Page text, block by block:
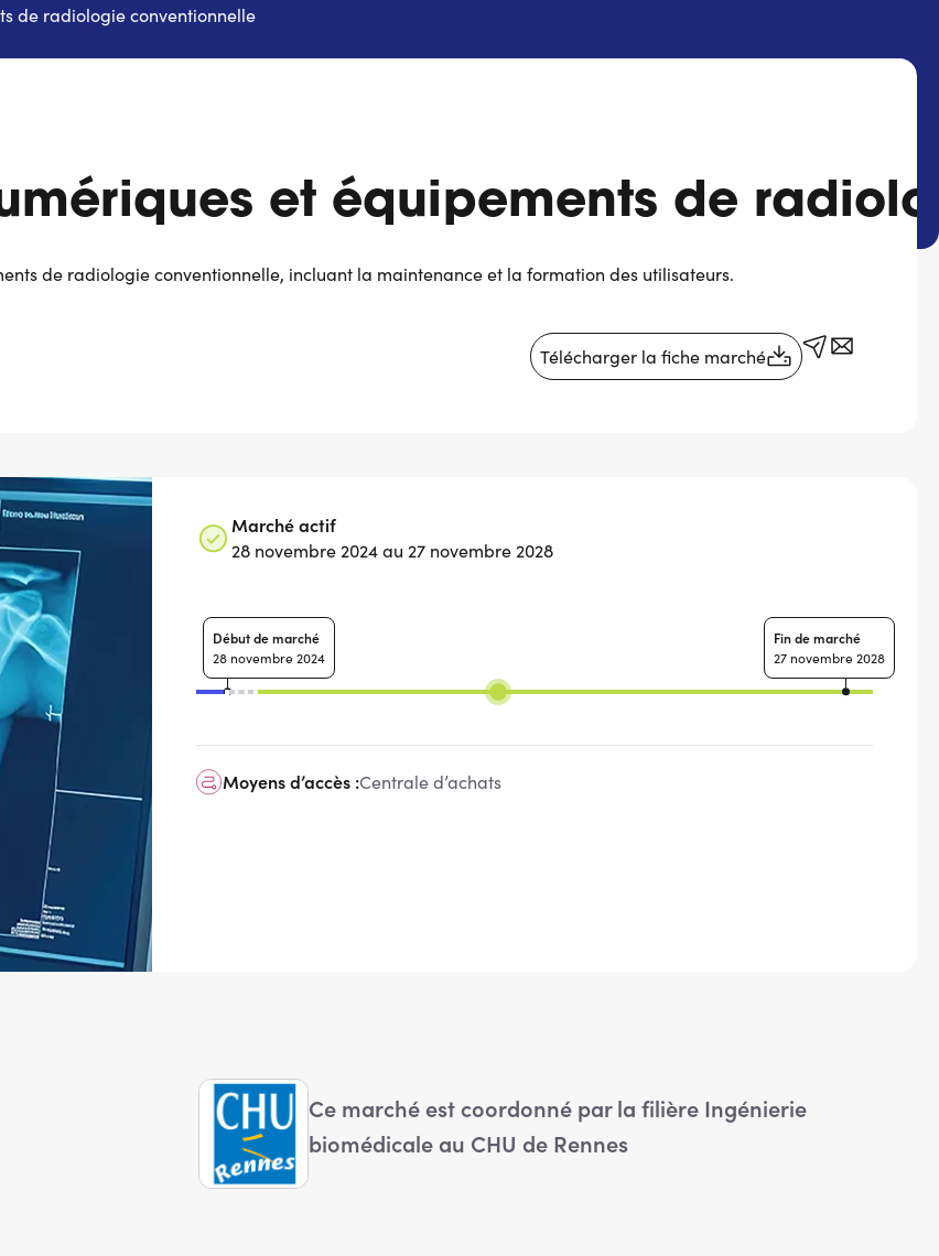
de radiologie conventionnelle
et équipements de
de radiologie conventionnelle, incluant la maintenance et la formation des utilisateurs.
Télécharger la fiche marché
Marché actif
28 novembre 2024 au 27 novembre 2028
Début de marché
28 novembre 2024
Fin de marché
27 novembre 2028
Moyens d’accès :Centrale d’achats
Ce marché est coordonné par la filière Ingénierie
biomédicale au CHU de Rennes